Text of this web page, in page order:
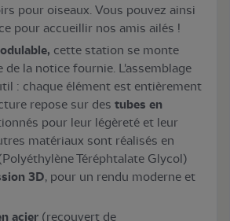
pour oiseaux. Vous pouvez ainsi
pour accueillir nos amis ailés !
cette station se monte
de la notice fournie. L'assemblage
: chaque élément est entièrement
repose sur des tubes en
pour leur légèreté et leur
matériaux sont réalisés en
Téréphtalate Glycol)
3D, pour un rendu moderne et
acier (recouvert de